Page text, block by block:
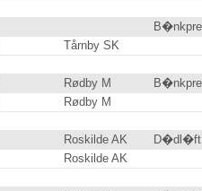
Tårnby SK
Rødby M
Rødby M
Roskilde AK
D�dl�ft
Roskilde AK